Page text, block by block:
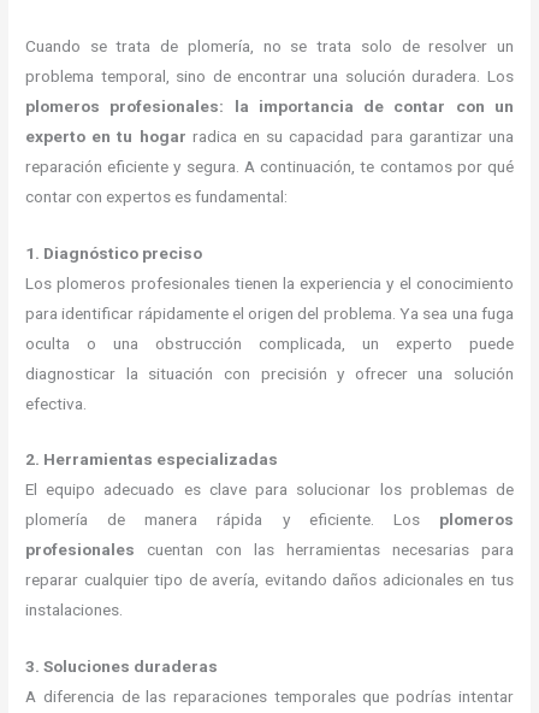
Cuando se trata de plomería, no se trata solo de resolver un
problema temporal, sino de encontrar una solución duradera. Los
plomeros profesionales: la importancia de contar con un
experto en tu hogar radica en su capacidad para garantizar una
reparación eficiente y segura. A continuación, te contamos por qué
contar con expertos es fundamental:
1. Diagnóstico preciso
Los plomeros profesionales tienen la experiencia y el conocimiento
para identificar rápidamente el origen del problema. Ya sea una fuga
oculta o una obstrucción complicada, un experto puede
diagnosticar la situación con precisión y ofrecer una solución
efectiva.
2. Herramientas especializadas
El equipo adecuado es clave para solucionar los problemas de
plomería de manera rápida y eficiente. Los plomeros
profesionales cuentan con las herramientas necesarias para
reparar cualquier tipo de avería, evitando daños adicionales en tus
instalaciones.
3. Soluciones duraderas
A diferencia de las reparaciones temporales que podrías intentar